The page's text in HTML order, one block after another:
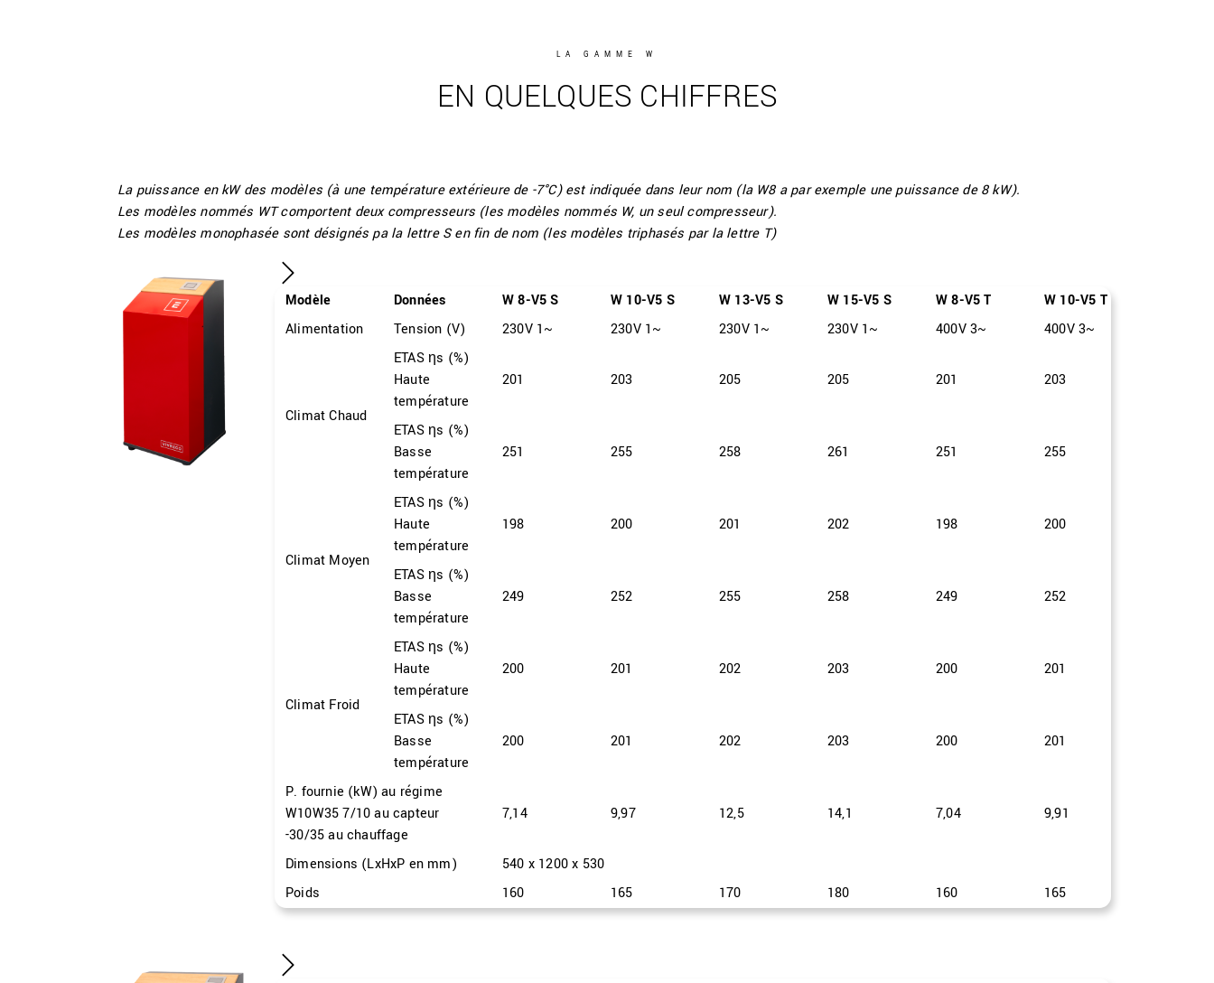
LA GAMME W
EN QUELQUES CHIFFRES
La puissance en kW des modèles (à une température extérieure de -7°C) est indiquée dans leur nom (la W8 a par exemple une puissance de 8 kW).
Les modèles nommés WT comportent deux compresseurs (les modèles nommés W, un seul compresseur).
Les modèles monophasée sont désignés pa la lettre S en fin de nom (les modèles triphasés par la lettre T)
Modèle Données W 8-V5 S W 10-V5 S W 13-V5 S W 15-V5 S W 8-V5 T W 10-V5 T
Alimentation
Tension (V) 230V 1~ 230V 1~ 230V 1~ 230V 1~ 400V 3~ 400V 3~
Climat Chaud
ETAS ηs (%)
Haute
température
201 203 205 205 201 203
ETAS ηs (%)
Basse
température
251 255 258 261 251 255
Climat Moyen
ETAS ηs (%)
Haute
température
198 200 201 202 198 200
ETAS ηs (%)
Basse
température
249 252 255 258 249 252
Climat Froid
ETAS ηs (%)
Haute
température
200 201 202 203 200 201
ETAS ηs (%)
Basse
température
200 201 202 203 200 201
P. fournie (kW) au régime
W10W35 7/10 au capteur
-30/35 au chauffage
7,14 9,97 12,5 14,1 7,04 9,91
Dimensions (LxHxP en mm)
540 x 1200 x 530
Poids
160 165 170 180 160 165